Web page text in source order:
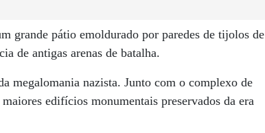
grande pátio emoldurado por paredes de tijolos de
de antigas arenas de batalha.
megalomania nazista. Junto com o complexo de
edifícios monumentais preservados da era